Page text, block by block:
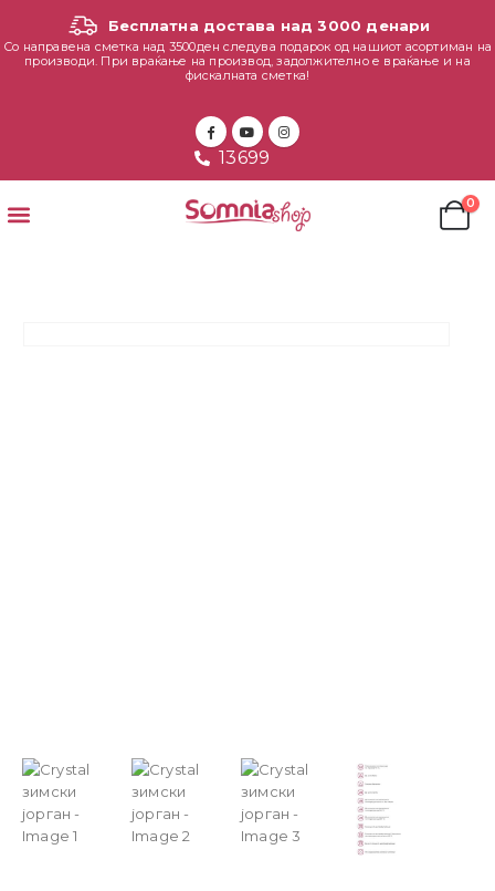
Бесплатна достава над 3000 денари
Со направена сметка над 3500ден следува подарок од нашиот асортиман на
производи. При враќање на производ, задолжително е враќање и на
фискалната сметка!
13699
0